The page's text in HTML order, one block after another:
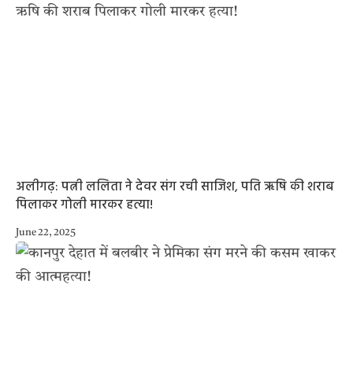
अलीगढ़: पत्नी ललिता ने देवर संग रची साजिश, पति ऋषि की शराब
पिलाकर गोली मारकर हत्या!
June 22, 2025